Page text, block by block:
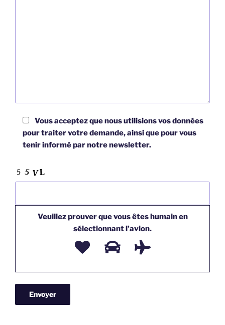
Vous acceptez que nous utilisions vos données
pour traiter votre demande, ainsi que pour vous
tenir informé par notre newsletter.
Veuillez prouver que vous êtes humain en
sélectionnantl’avion.